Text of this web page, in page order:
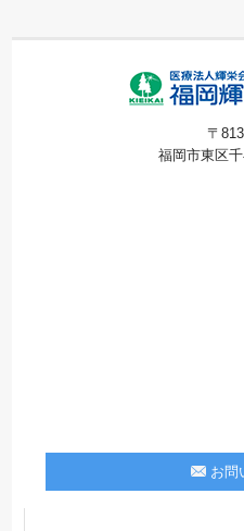
〒
福岡市東区
お問